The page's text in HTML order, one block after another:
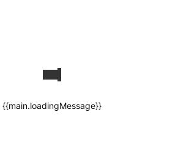
{{main.loadingMessage}}